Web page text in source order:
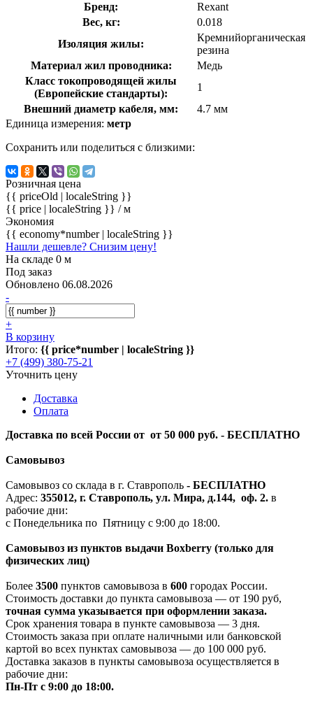
Бренд:
Rexant
Вес, кг:
0.018
Изоляция жилы:
Кремнийорганическая
резина
Материал жил проводника:
Медь
Класс токопроводящей жилы
(Европейские стандарты):
1
Внешний диаметр кабеля, мм:
4.7 мм
Единица измерения: метр
Сохранить или поделиться с близкими:
Розничная цена
{{ priceOld | localeString }}
{{ price | localeString }} / м
Экономия
{{ economy*number | localeString }}
Нашли дешевле? Снизим цену!
На складе 0 м
Под заказ
Обновлено 06.08.2026
-
+
В корзину
Итого: {{ price*number | localeString }}
+7 (499) 380-75-21
Уточнить цену
Доставка
Оплата
Доставка по всей России от от 50 000 руб. - БЕСПЛАТНО
Самовывоз
Самовывоз со склада в г. Ставрополь - БЕСПЛАТНО
Адрес: 355012, г. Ставрополь, ул. Мира, д.144, оф. 2. в
рабочие дни:
с Понедельника по Пятницу с 9:00 до 18:00.
Самовывоз из пунктов выдачи Boxberry (только для
физических лиц)
Более 3500 пунктов самовывоза в 600 городах России.
Стоимость доставки до пункта самовывоза — от 190 руб,
точная сумма указывается при оформлении заказа.
Срок хранения товара в пункте самовывоза — 3 дня.
Стоимость заказа при оплате наличными или банковской
картой во всех пунктах самовывоза — до 100 000 руб.
Доставка заказов в пункты самовывоза осуществляется в
рабочие дни:
Пн-Пт с 9:00 до 18:00.